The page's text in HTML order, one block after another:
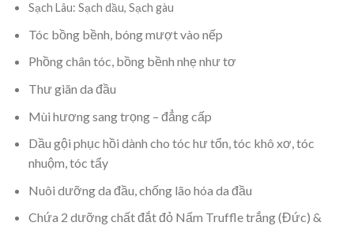
Sạch Lâu: Sạch dầu, Sạch gàu
Tóc bồng bềnh, bóng mượt vào nếp
Phồng chân tóc, bồng bềnh nhẹ như tơ
Thư giãn da đầu
Mùi hương sang trọng – đẳng cấp
Dầu gội phục hồi dành cho tóc hư tổn, tóc khô xơ, tóc
nhuộm, tóc tẩy
Nuôi dưỡng da đầu, chống lão hóa da đầu
Chứa 2 dưỡng chất đắt đỏ Nấm Truffle trắng (Đức) &